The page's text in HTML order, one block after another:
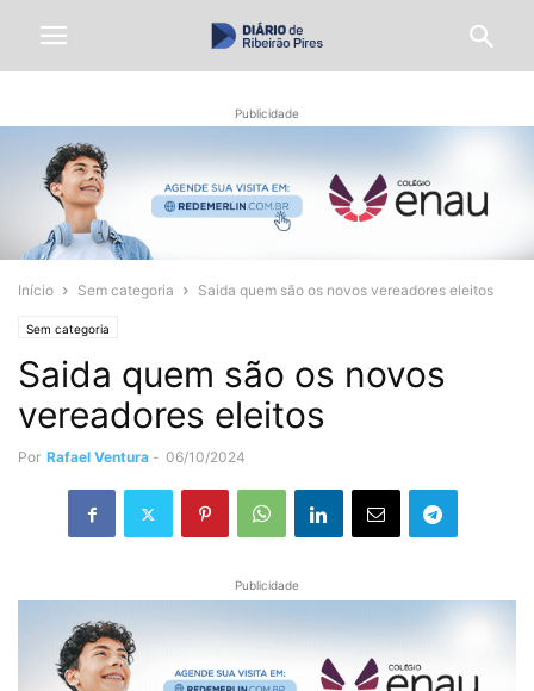
Publicidade
Início Sem categoria Saida quem são os novos vereadores eleitos
Sem categoria
Saida quem são os novos
vereadores eleitos
Por Rafael Ventura - 06/10/2024
Publicidade